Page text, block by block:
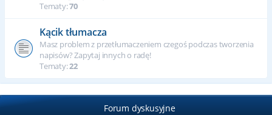
Tematy:70
Kącik tłumacza
Masz problem z przetłumaczeniem czegoś podczas tworzenia
napisów? Zapytaj innych o radę!
Tematy:22
Forum dyskusyjne